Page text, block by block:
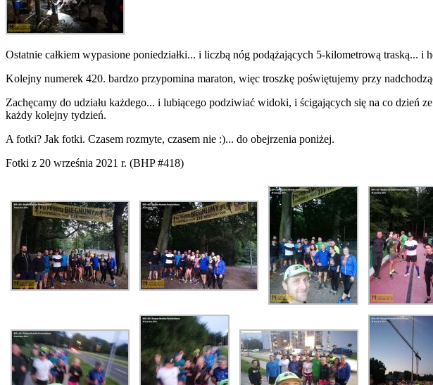
Ostatnie całkiem wypasione poniedziałki... i liczbą nóg podążających 5-kilometrową traską...
Kolejny numerek 420. bardzo przypomina maraton, więc troszkę poświętujemy przy
Zachęcamy do udziału każdego... i lubiącego podziwiać widoki, i ścigających się na co
każdy kolejny tydzień.
A fotki? Jak fotki. Czasem rozmyte, czasem nie :)... do obejrzenia poniżej.
Fotki z 20 września 2021 r. (BHP #418)